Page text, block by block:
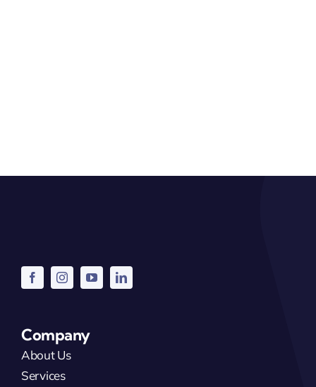
Company
About Us
Services